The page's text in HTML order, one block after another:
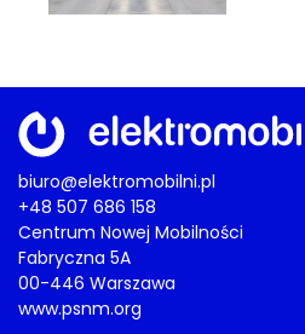
biuro@elektromobilni.pl
+48 507 686 158
Centrum Nowej Mobilności
Fabryczna 5A
00-446 Warszawa
www.psnm.org